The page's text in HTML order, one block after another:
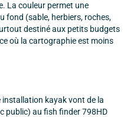
La couleur permet une
fond (sable, herbiers, roches,
destiné aux petits budgets
où la cartographie est moins
kayak vont de la
public) au fish finder 798HD